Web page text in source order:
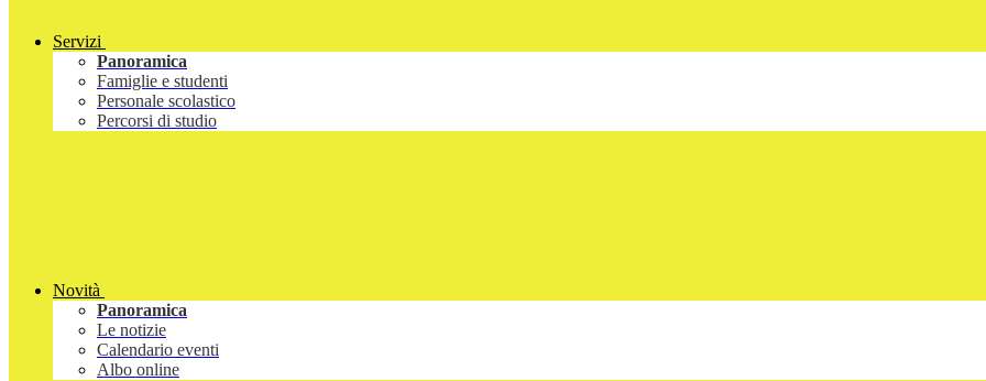
Servizi
Panoramica
Famiglie e studenti
Personale scolastico
Percorsi di studio
Novità
Panoramica
Le notizie
Calendario eventi
Albo online